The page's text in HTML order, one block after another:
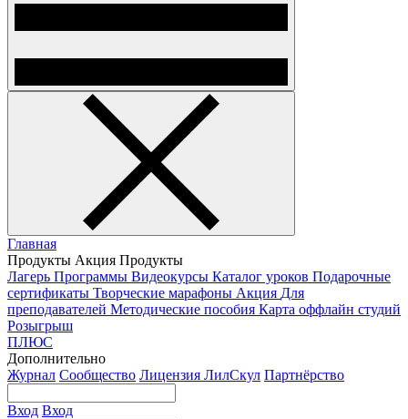
Главная
Продукты Акция Продукты
Лагерь Программы Видеокурсы Каталог уроков Подарочные
сертификаты Творческие марафоны Акция Для
преподавателей Методические пособия Карта оффлайн студий
Розыгрыш
ПЛЮС
Дополнительно
Журнал Сообщество Лицензия ЛилСкул Партнёрство
Вход Вход